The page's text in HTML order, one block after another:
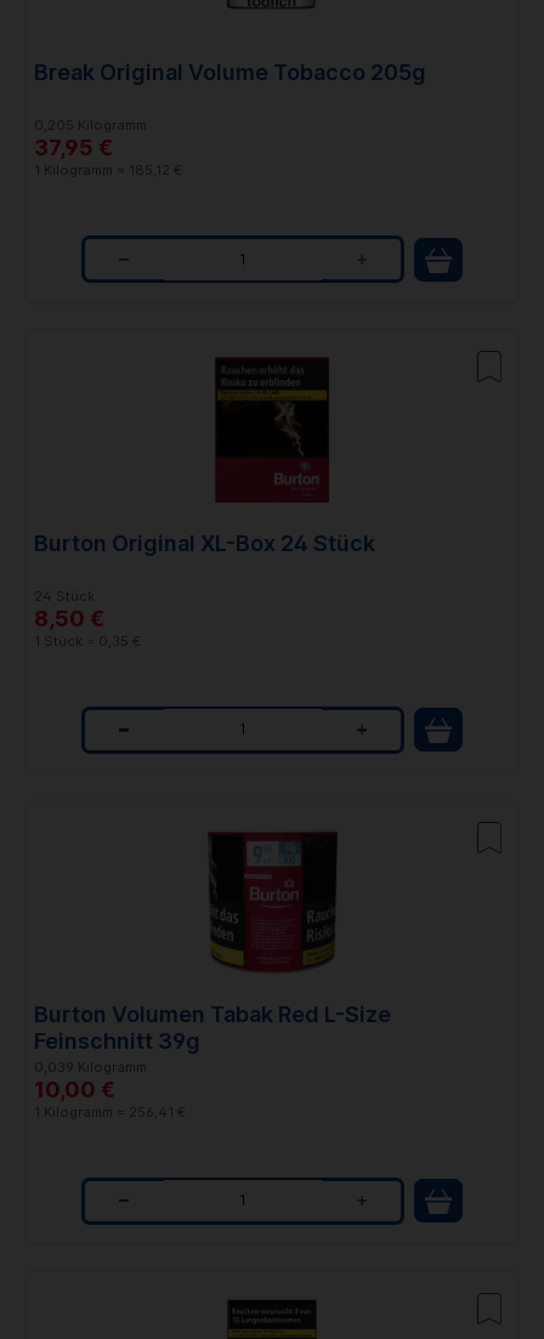
y
Break Original Volume Tobacco 205g
0,205 Kilogramm
37,95 €
1 Kilogramm = 185,12 €
Q
a
n
t
y
Burton Original XL-Box 24 Stück
24 Stück
8,50 €
1 Stück = 0,35 €
Q
n
y
Burton Volumen Tabak Red L-Size
Feinschnitt 39g
0,039 Kilogramm
10,00 €
1 Kilogramm = 256,41 €
Q
a
n